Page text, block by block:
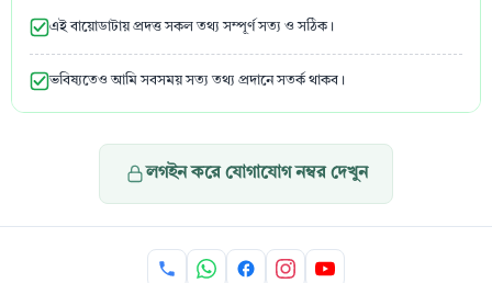
এই বায়োডাটায় প্রদত্ত সকল তথ্য সম্পূর্ণ সত্য ও সঠিক।
ভবিষ্যতেও আমি সবসময় সত্য তথ্য প্রদানে সতর্ক থাকব।
লগইন করে যোগাযোগ নম্বর দেখুন